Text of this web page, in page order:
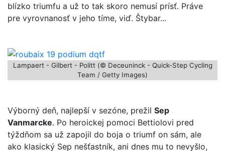
blízko triumfu a už to tak skoro nemusí prísť. Práve
pre vyrovnanosť v jeho tíme, viď. Štybar...
Lampaert - Gilbert - Politt (© Deceuninck - Quick-Step Cycling
Team / Getty Images)
Výborný deň, najlepší v sezóne, prežil Sep
Vanmarcke. Po heroickej pomoci Bettiolovi pred
týždňom sa už zapojil do boja o triumf on sám, ale
ako klasický Sep nešťastník, ani dnes mu to nevyšlo,